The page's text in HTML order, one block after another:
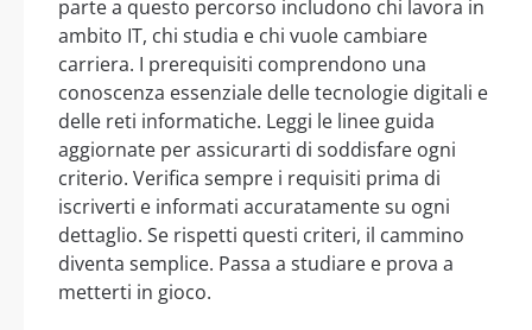
parte a questo percorso includono chi lavora in
ambito IT, chi studia e chi vuole cambiare
carriera. I prerequisiti comprendono una
conoscenza essenziale delle tecnologie digitali e
delle reti informatiche. Leggi le linee guida
aggiornate per assicurarti di soddisfare ogni
criterio. Verifica sempre i requisiti prima di
iscriverti e informati accuratamente su ogni
dettaglio. Se rispetti questi criteri, il cammino
diventa semplice. Passa a studiare e prova a
metterti in gioco.